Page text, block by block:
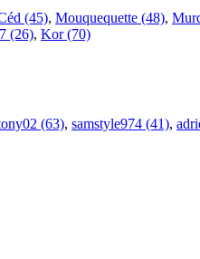
(45), Mouquequette (48),
(26), Kor (70)
(63), samstyle974 (41),